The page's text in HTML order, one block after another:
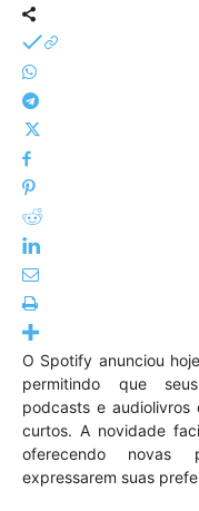
O Spotify anunciou
permitindo que
podcasts e
curtos. A novidade
oferecendo novas
expressarem suas